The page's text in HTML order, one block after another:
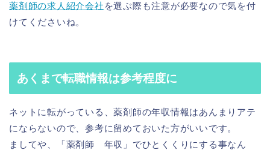
薬剤師の求人紹介会社 を選ぶ際も注意が必要なので気を付
けてくださいね。
あくまで転職情報は参考程度に
ネットに転がっている、薬剤師の年収情報はあんまりアテ
にならないので、参考に留めておいた方がいいです。
ましてや、「薬剤師 年収」でひとくくりにする事なん